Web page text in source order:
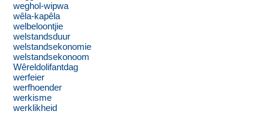
weghol-wipwa
wêla-kapêla
welbeloontjie
welstandsduur
welstandsekonomie
welstandsekonoom
Wêreldolifantdag
werfeier
werfhoender
werkisme
werklikheid